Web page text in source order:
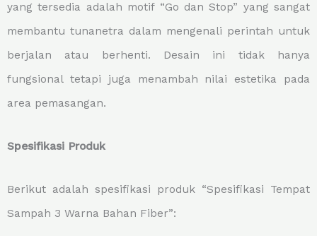
yang tersedia adalah motif “Go dan Stop” yang sangat
membantu tunanetra dalam mengenali perintah untuk
berjalan atau berhenti. Desain ini tidak hanya
fungsional tetapi juga menambah nilai estetika pada
area pemasangan.
Spesifikasi Produk
Berikut adalah spesifikasi produk “Spesifikasi Tempat
Sampah 3 Warna Bahan Fiber”: